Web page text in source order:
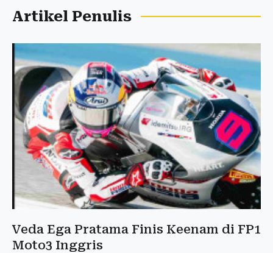
Artikel Penulis
Veda Ega Pratama Finis Keenam di FP1
Moto3 Inggris